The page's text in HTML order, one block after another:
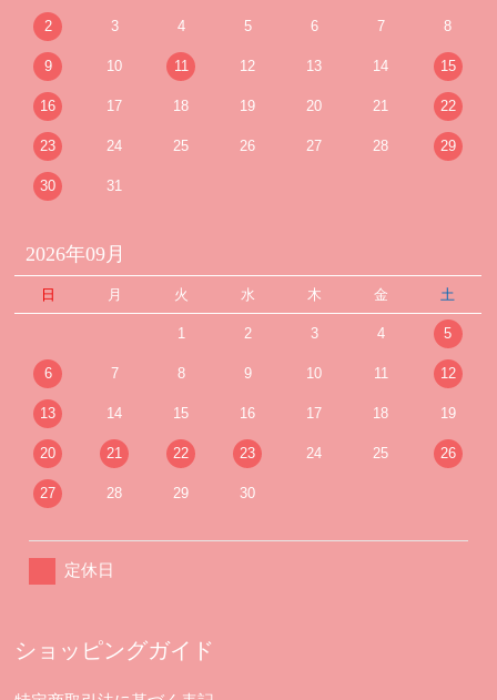
2 3 4 5 6 7 8
9 10 11 12 13 14 15
16 17 18 19 20 21 22
23 24 25 26 27 28 29
30 31
2026年09月
日 月 火 水 木 金 土
1 2 3 4 5
6 7 8 9 10 11 12
13 14 15 16 17 18 19
20 21 22 23 24 25 26
27 28 29 30
定休日
ショッピングガイド